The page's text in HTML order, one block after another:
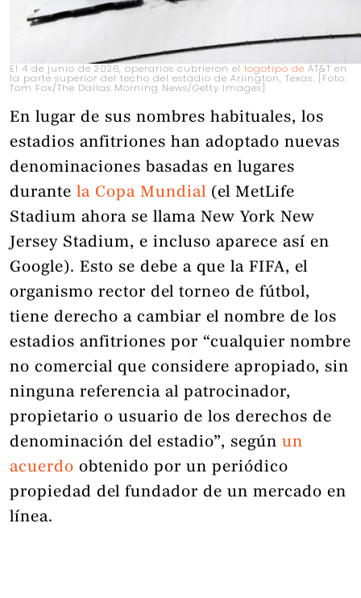
El 4 de junio de 2026, operarios cubrieron el logotipo de AT&T en
la parte superior del techo del estadio de Arlington, Texas. [Foto:
Tom Fox/The Dallas Morning News/Getty Images]
En lugar de sus nombres habituales, los
estadios anfitriones han adoptado nuevas
denominaciones basadas en lugares
durante la Copa Mundial (el MetLife
Stadium ahora se llama New York New
Jersey Stadium, e incluso aparece así en
Google). Esto se debe a que la FIFA, el
organismo rector del torneo de fútbol, ​​
tiene derecho a cambiar el nombre de los
estadios anfitriones por “cualquier nombre
no comercial que considere apropiado, sin
ninguna referencia al patrocinador,
propietario o usuario de los derechos de
denominación del estadio”, según un
acuerdo obtenido por un periódico
propiedad del fundador de un mercado en
línea.